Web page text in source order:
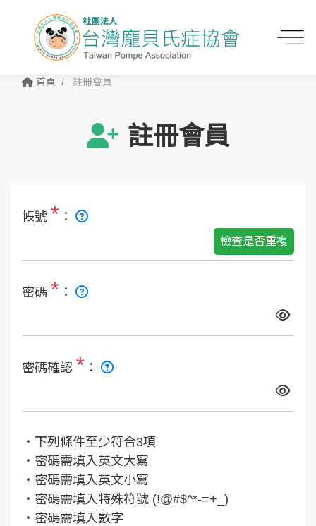
首頁 註冊會員
註冊會員
帳號 * ：
檢查是否重複
密碼 * ：
密碼確認 * ：
‧下列條件至少符合3項
‧密碼需填入英文大寫
‧密碼需填入英文小寫
‧密碼需填入特殊符號 (!@#$^*-=+_)
‧密碼需填入數字